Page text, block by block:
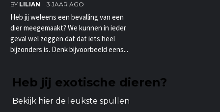
BY LILIAN 3 JAAR AGO
Heb jij weleens een bevalling van een
dier meegemaakt? We kunnen in ieder
geval wel zeggen dat dat iets heel
bijzonders is. Denk bijvoorbeeld eens...
Heb jij exotische dieren?
Bekijk hier de leukste spullen